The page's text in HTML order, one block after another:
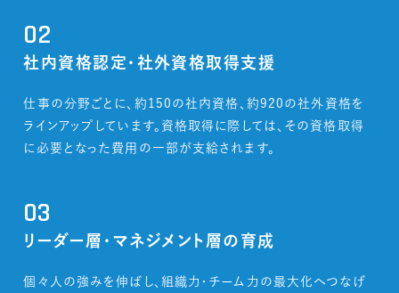
02
社内資格認定・社外資格取得支援
仕事の分野ごとに、約150の社内資格、約920の社外資格を
ラインアップしています。資格取得に際しては、その資格取得
に必要となった費用の一部が支給されます。
03
リーダー層・マネジメント層の育成
個々人の強みを伸ばし、組織力・チーム力の最大化へつなげ